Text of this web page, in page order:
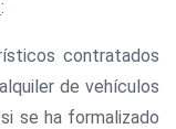
:
contratados
de vehículos
se ha formalizado